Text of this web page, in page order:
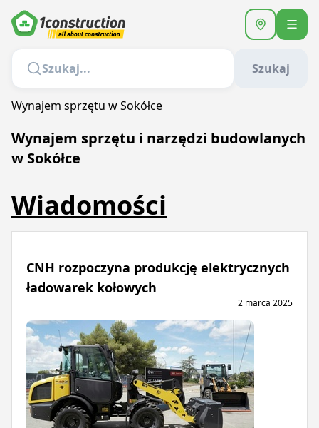
Szukaj
Wynajem sprzętu w Sokółce
Wynajem sprzętu i narzędzi budowlanych
w Sokółce
Wiadomości
CNH rozpoczyna produkcję elektrycznych
ładowarek kołowych
2 marca 2025